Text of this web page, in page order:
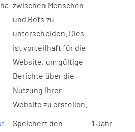
zwischen Menschen
und Bots zu
unterscheiden. Dies
ist vorteilhaft für die
Website, um gültige
Berichte über die
Nutzung Ihrer
Website zu erstellen.
Speichert den
1 Jahr